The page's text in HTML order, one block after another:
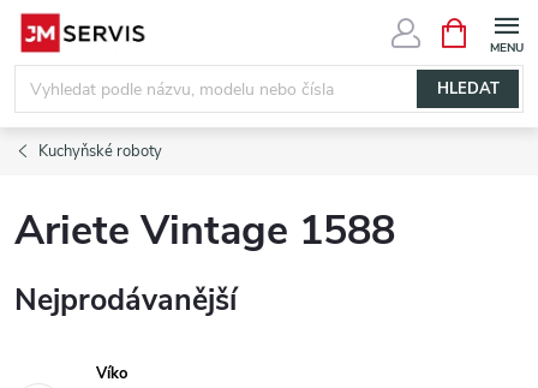
Přejít
obsah
HLEDAT
NÁKUPNÍ
KOŠÍK
Kuchyňské roboty
Ariete Vintage 1588
Nejprodávanější
Víko